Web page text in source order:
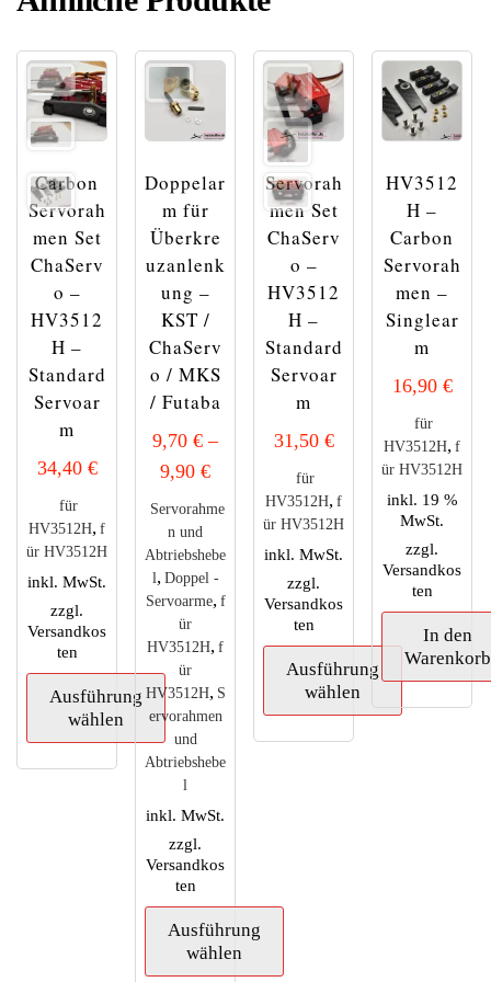
Carbon
Servorah
men Set
ChaServ
o –
HV3512
H –
Standard
Servoar
m
34,40 €
für
HV3512H, f
ür HV3512H
inkl. MwSt.
zzgl.
Versandkos
ten
Ausführung
wählen
Dieses
Doppelar
m für
Überkre
uzanlenk
ung –
KST /
ChaServ
o / MKS
/ Futaba
9,70€ –
9,90€
Servorahme
n und
Abtriebshebe
l, Doppel -
Servoarme, f
ür
HV3512H, f
ür
HV3512H, S
ervorahmen
und
Abtriebshebe
l
inkl. MwSt.
zzgl.
Versandkos
ten
Ausführung
wählen
Servorah
men Set
ChaServ
o –
HV3512
H –
Standard
Servoar
m
31,50 €
für
HV3512H, f
ür HV3512H
inkl. MwSt.
zzgl.
Versandkos
ten
Ausführung
wählen
Dieses
HV3512
H –
Carbon
Servorah
men –
Singlear
m
16,90 €
für
HV3512H, f
ür HV3512H
inkl. 19 %
MwSt.
zzgl.
Versandkos
ten
In den
Warenkorb